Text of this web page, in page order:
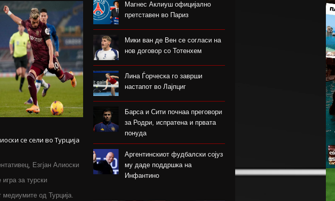
се сели во Турција
Езгјан Алиоски
за турски
медиумите од Турција.
Магнес Аклиуш официјално
претставен во Париз
Мики ван де Вен се согласи на
нов договор со Тотенхем
Лина Ѓорческа го заврши
настапот во Лајпциг
Барса и Сити почнаа преговори
за Родри, испратена и првата
понуда
Аргентинскиот фудбалски сојуз
му даде поддршка на
Инфантино